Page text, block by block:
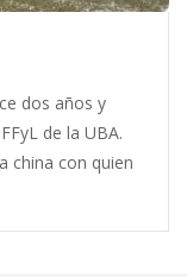
dos años y
de la UBA.
china con quien